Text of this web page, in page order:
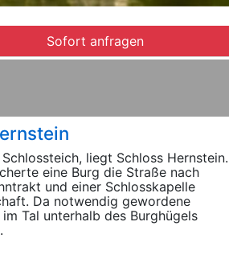
Sofort anfragen
liegt Schloss Hernstein.
eine Burg die Straße nach
und einer Schlosskapelle
Da notwendig gewordene
Tal unterhalb des Burghügels